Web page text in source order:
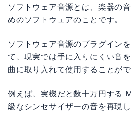
ソフトウェア音源とは、楽器の
めのソフトウェアのことです。
ソフトウェア音源のプラグイン
て、現実では手に入りにくい音
曲に取り入れて使用することがで
例えば、実機だと数十万円する
級なシンセサイザーの音を再現